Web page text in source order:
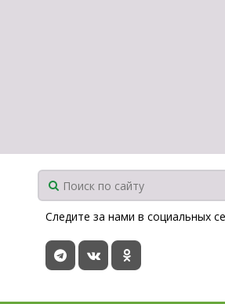
Следите за нами в социальных